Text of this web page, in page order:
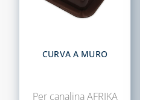
ESTENSIBILI PER
ALLACCIAMENTO
LIQUIDI
CURVA A MURO
Per canalina AFRIKA